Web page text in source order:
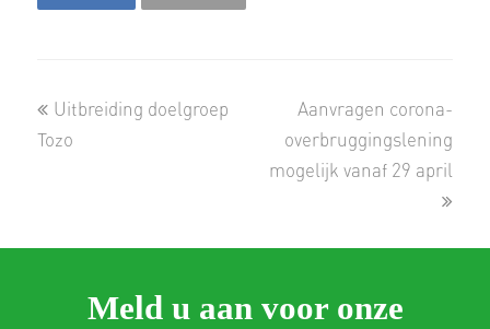
previous
post:
Uitbreiding doelgroep
Tozo
next
post:
Aanvragen corona-
overbruggingslening
mogelijk vanaf 29 april
Meld u aan voor onze